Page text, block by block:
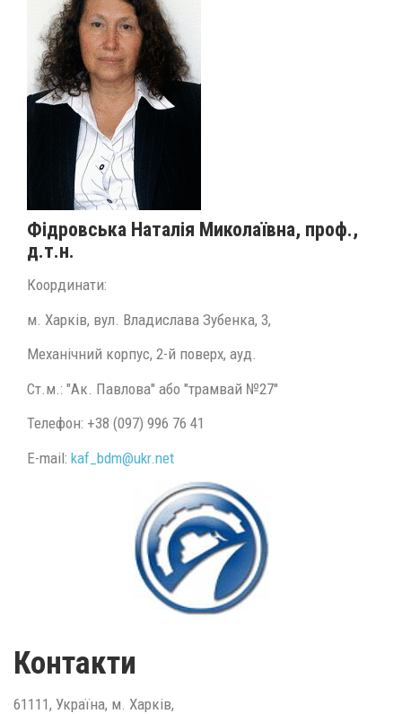
Фідровська Наталія Миколаївна, проф.,
д.т.н.
Координати:
м. Харків, вул. Владислава Зубенка, 3,
Механічний корпус, 2-й поверх, ауд.
Ст.м.: "Ак. Павлова" або "трамвай №27"
Телефон: +38 (097) 996 76 41
E-mail: kaf_bdm@ukr.net
Контакти
61111, Україна, м. Харків,